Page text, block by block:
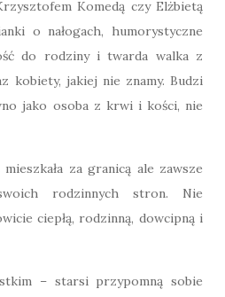
Komedą czy Elżbietą
o nałogach, humorystyczne
do rodziny i twarda walka z
kobiety, jakiej nie znamy. Budzi
jako osoba z krwi i kości, nie
za granicą ale zawsze
rodzinnych stron. Nie
ciepłą, rodzinną, dowcipną i
– starsi przypomną sobie